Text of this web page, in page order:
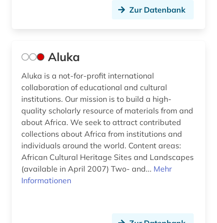
entwicklungspolitik (5)
entwicklungstheorie (1)
entwicklungszusammenarbeit (3)
entwicklungsökonomie (1)
enzyklopädie (7)
erde (4)
Zur Datenbank
Aluka
Aluka is a not-for-profit international
collaboration of educational and cultural
institutions. Our mission is to build a high-
quality scholarly resource of materials from and
about Africa. We seek to attract contributed
collections about Africa from institutions and
individuals around the world. Content areas:
African Cultural Heritage Sites and Landscapes
(available in April 2007) Two- and... Mehr
Informationen